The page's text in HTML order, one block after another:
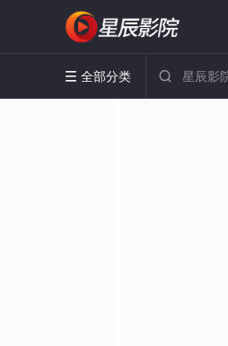
 全部分类 